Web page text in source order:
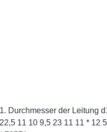
9 5